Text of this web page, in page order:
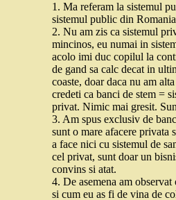
1. Ma referam la sistemul
sistemul public din
2. Nu am zis ca sistemul
mincinos, eu numai in
acolo imi duc copilul la
de gand sa calc decat in
coaste, doar daca nu am
credeti ca banci de stem =
privat. Nimic mai gresit.
3. Am spus exclusiv de
sunt o mare afacere privata
a face nici cu sistemul de
cel privat, sunt doar un
convins si atat.
4. De asemena am
si cum eu as fi de vina de